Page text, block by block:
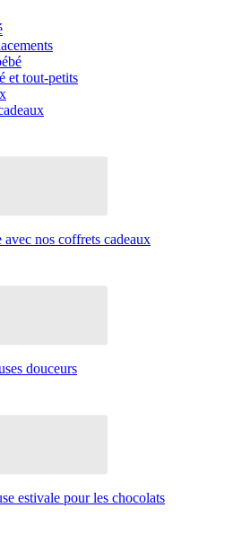
et tout-petits
nos coffrets cadeaux
douceurs
estivale pour les chocolats